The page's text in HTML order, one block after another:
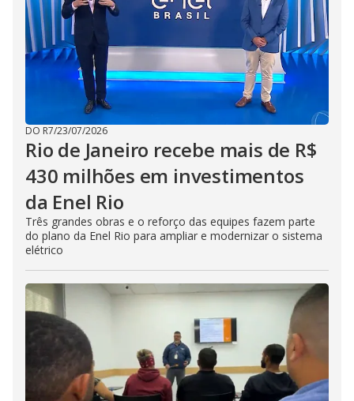
DO R7/23/07/2026
Rio de Janeiro recebe mais de R$
430 milhões em investimentos
da Enel Rio
Três grandes obras e o reforço das equipes fazem parte
do plano da Enel Rio para ampliar e modernizar o sistema
elétrico